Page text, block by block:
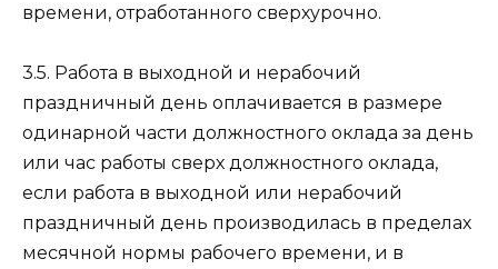
времени, отработанного сверхурочно.
3.5. Работа в выходной и нерабочий
праздничный день оплачивается в размере
одинарной части должностного оклада за день
или час работы сверх должностного оклада,
если работа в выходной или нерабочий
праздничный день производилась в пределах
месячной нормы рабочего времени, и в